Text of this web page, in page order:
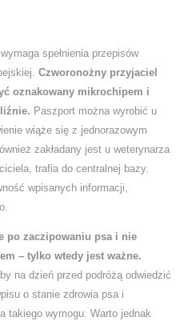
spełnienia przepisów
Czworonożny przyjaciel
oznakowany mikrochipem i
Paszport można wyrobić u
wiąże się z jednorazowym
zakładany jest u weterynarza
trafia do centralnej bazy.
wpisanych informacji,
po zaczipowaniu psa i nie
– tylko wtedy jest ważne.
na dzień przed podróżą odwiedzić
o stanie zdrowia psa i
takiego wymogu. Warto jednak